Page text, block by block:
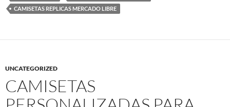
CAMISETAS REPLICAS MERCADO LIBRE
UNCATEGORIZED
CAMISETAS